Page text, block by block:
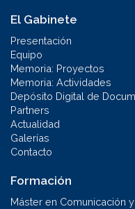
El Gabinete
Presentación
Equipo
Memoria: Proyectos
Memoria: Actividades
Depósito Digital de
Partners
Actualidad
Galerías
Contacto
Formación
Máster en Comunicación